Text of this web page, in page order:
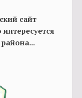
сайт
интересуется